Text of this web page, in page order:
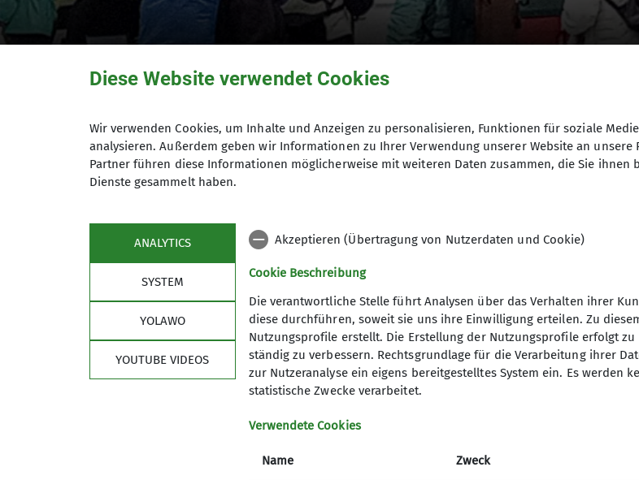
Traunsteiner Hütte Winklmoosalm
Seniorengruppe
Gestartet bei ganz leichtem Nieselregen. Im Laufe des Tages kam die Sonne
Truppe. 16 Mitwanderer haben sich begeistert der Wanderung angeschlossen.
Teilnehmer:16
Traunsteiner Hütte
Diese Website verwendet Cookies
Wir verwenden Cookies, um Inhalte und Anzeigen zu personalisieren, Funktionen für soziale
analysieren. Außerdem geben wir Informationen zu Ihrer Verwendung unserer Website an
Partner führen diese Informationen möglicherweise mit weiteren Daten zusammen, die Sie
Dienste gesammelt haben.
ANALYTICS
SYSTEM
YOLAWO
YOUTUBE VIDEOS
Akzeptieren (Übertragung von Nutzerdaten und Cookie)
Cookie Beschreibung
Die verantwortliche Stelle führt Analysen über das Verhalten ihrer
diese durchführen, soweit sie uns ihre Einwilligung erteilen. Zu
Nutzungsprofile erstellt. Die Erstellung der Nutzungsprofile erfolgt
ständig zu verbessern. Rechtsgrundlage für die Verarbeitung ihrer
zur Nutzeranalyse ein eigens bereitgestelltes System ein. Es
statistische Zwecke verarbeitet.
Verwendete Cookies
Name Zweck